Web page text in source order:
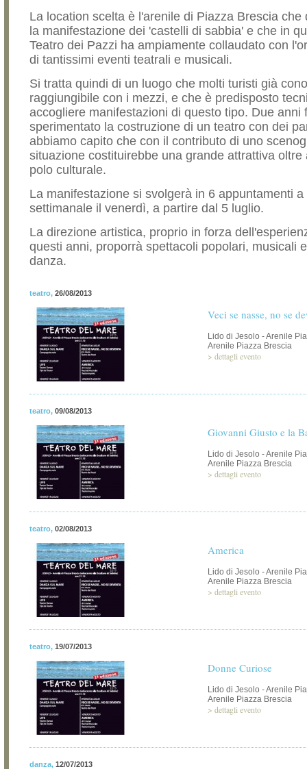
La location scelta è l'arenile di Piazza Brescia che
la manifestazione dei 'castelli di sabbia' e che in
Teatro dei Pazzi ha ampiamente collaudato con
di tantissimi eventi teatrali e musicali.
Si tratta quindi di un luogo che molti turisti già
raggiungibile con i mezzi, e che è predisposto
accogliere manifestazioni di questo tipo. Due anni
sperimentato la costruzione di un teatro con dei
abbiamo capito che con il contributo di uno
situazione costituirebbe una grande attrattiva oltre
polo culturale.
La manifestazione si svolgerà in 6 appuntamenti a
settimanale il venerdì, a partire dal 5 luglio.
La direzione artistica, proprio in forza
questi anni, proporrà spettacoli popolari, musicali
danza.
teatro, 26/08/2013
Veci se nasse, no se
Lido di Jesolo - Arenile
Arenile Piazza Brescia
> dettagli evento
teatro, 09/08/2013
Giovanni Giusto e la
Lido di Jesolo - Arenile
Arenile Piazza Brescia
> dettagli evento
teatro, 02/08/2013
America
Lido di Jesolo - Arenile
Arenile Piazza Brescia
> dettagli evento
teatro, 19/07/2013
Donne Curiose
Lido di Jesolo - Arenile
Arenile Piazza Brescia
> dettagli evento
danza, 12/07/2013